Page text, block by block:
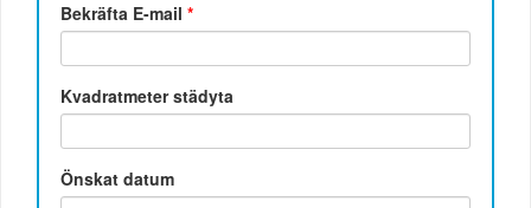
Bekräfta E-mail*
Kvadratmeter städyta
Önskat datum